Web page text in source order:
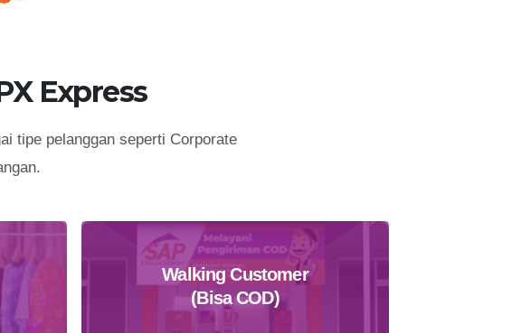
Express
tipe pelanggan seperti Corporate
Walking Customer
(Bisa COD)